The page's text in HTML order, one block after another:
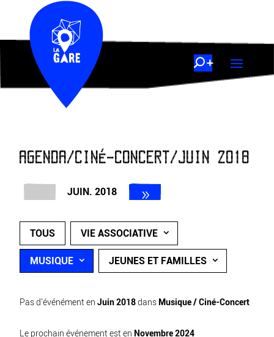
AGENDA/CINÉ-CONCERT/JUIN 2018
JUIN. 2018
TOUS VIE ASSOCIATIVE
MUSIQUE JEUNES ET FAMILLES
Pas d'événément en Juin 2018dans Musique / Ciné-Concert
Le prochain événement est en Novembre 2024